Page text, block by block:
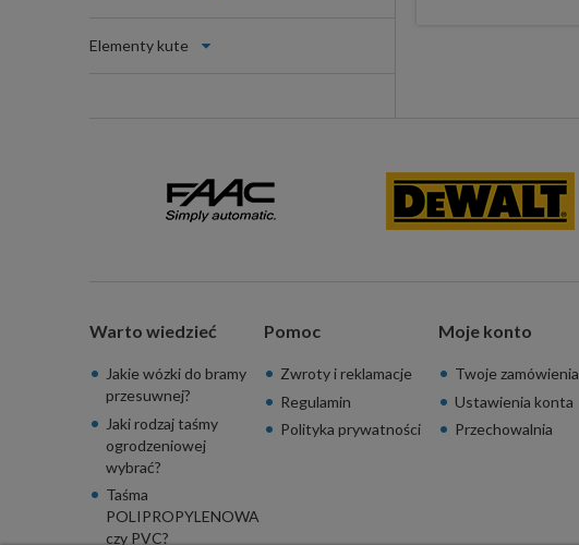
Elementy kute
Warto wiedzieć
Jakie wózki do bramy
przesuwnej?
Jaki rodzaj taśmy
ogrodzeniowej
wybrać?
Taśma
POLIPROPYLENOWA
czy PVC?
Pomoc
Zwroty i reklamacje
Regulamin
Polityka prywatności
Moje konto
Twoje zamówienia
Ustawienia konta
Przechowalnia